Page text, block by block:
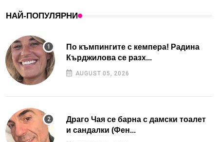
НАЙ-ПОПУЛЯРНИ
По къмпингите с кемпера! Радина
Кърджилова се разх...
AUGUST 05, 2026
Драго Чая се барна с дамски тоалет
и сандалки (Фен...